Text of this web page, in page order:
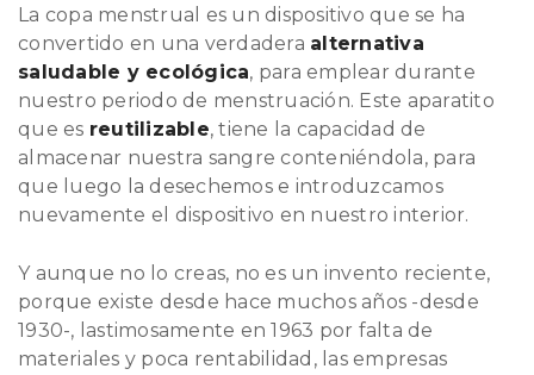
La copa menstrual es un dispositivo que se ha
convertido en una verdadera alternativa
saludable y ecológica, para emplear durante
nuestro periodo de menstruación. Este aparatito
que es reutilizable, tiene la capacidad de
almacenar nuestra sangre conteniéndola, para
que luego la desechemos e introduzcamos
nuevamente el dispositivo en nuestro interior.
Y aunque no lo creas, no es un invento reciente,
porque existe desde hace muchos años -desde
1930-, lastimosamente en 1963 por falta de
materiales y poca rentabilidad, las empresas